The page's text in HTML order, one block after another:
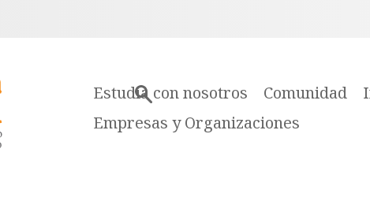
Estudia con nosotros Comunidad
Empresas y Organizaciones